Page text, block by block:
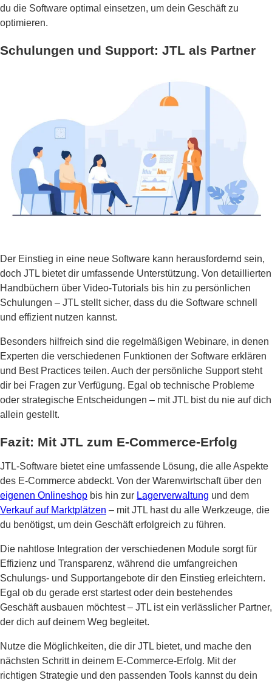
du die Software optimal einsetzen, um dein Geschäft zu
optimieren.
Schulungen und Support: JTL als Partner
Der Einstieg in eine neue Software kann herausfordernd sein,
doch JTL bietet dir umfassende Unterstützung. Von detaillierten
Handbüchern über Video-Tutorials bis hin zu persönlichen
Schulungen – JTL stellt sicher, dass du die Software schnell
und effizient nutzen kannst.
Besonders hilfreich sind die regelmäßigen Webinare, in denen
Experten die verschiedenen Funktionen der Software erklären
und Best Practices teilen. Auch der persönliche Support steht
dir bei Fragen zur Verfügung. Egal ob technische Probleme
oder strategische Entscheidungen – mit JTL bist du nie auf dich
allein gestellt.
Fazit: Mit JTL zum E-Commerce-Erfolg
JTL-Software bietet eine umfassende Lösung, die alle Aspekte
des E-Commerce abdeckt. Von der Warenwirtschaft über den
eigenen Onlineshop bis hin zur Lagerverwaltung und dem
Verkauf auf Marktplätzen – mit JTL hast du alle Werkzeuge, die
du benötigst, um dein Geschäft erfolgreich zu führen.
Die nahtlose Integration der verschiedenen Module sorgt für
Effizienz und Transparenz, während die umfangreichen
Schulungs- und Supportangebote dir den Einstieg erleichtern.
Egal ob du gerade erst startest oder dein bestehendes
Geschäft ausbauen möchtest – JTL ist ein verlässlicher Partner,
der dich auf deinem Weg begleitet.
Nutze die Möglichkeiten, die dir JTL bietet, und mache den
nächsten Schritt in deinem E-Commerce-Erfolg. Mit der
richtigen Strategie und den passenden Tools kannst du dein